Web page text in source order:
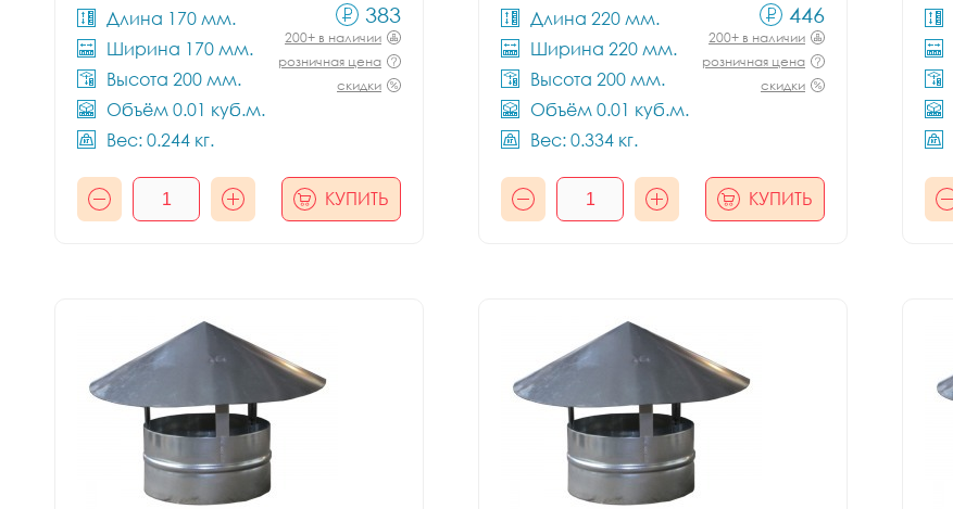
Длина 170 мм.
Ширина 170 мм.
Высота 200 мм.
Объём 0.01 куб.м.
Вес: 0.244 кг.
383
200+ в наличии
розничная цена
скидки
КУПИТЬ
Длина 220 мм.
Ширина 220 мм.
Высота 200 мм.
Объём 0.01 куб.м.
Вес: 0.334 кг.
446
200+ в наличии
розничная цена
скидки
КУПИТЬ